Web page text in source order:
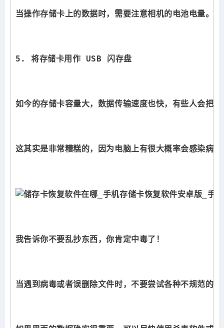
当操作存储卡上的数据时，需要注意相机的电池电量。
5. 将存储卡用作 USB 闪存盘
如今的存储卡容量大，数据传输速度也快，有些人会把
这其实是非常糟糕的，因为电脑上有很大概率会感染病
我告诉你不要乱抄东西，你肯定中毒了！
当遇到病毒或者误删除文件时，不要尝试各种不规范的